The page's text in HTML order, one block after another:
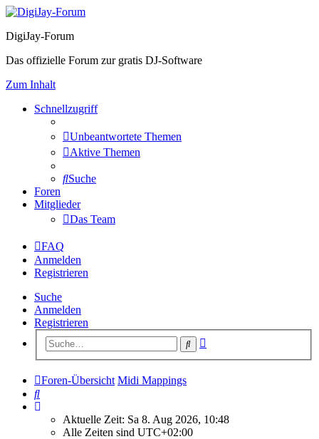
DigiJay-Forum
Das offizielle Forum zur gratis DJ-Software
Zum Inhalt
Schnellzugriff
Unbeantwortete Themen
Aktive Themen
Suche
Foren
Mitglieder
Das Team
FAQ
Anmelden
Registrieren
Suche
Anmelden
Registrieren
Suche
Foren-Übersicht Midi Mappings
Suche
Aktuelle Zeit: Sa 8. Aug 2026, 10:48
Alle Zeiten sind UTC+02:00